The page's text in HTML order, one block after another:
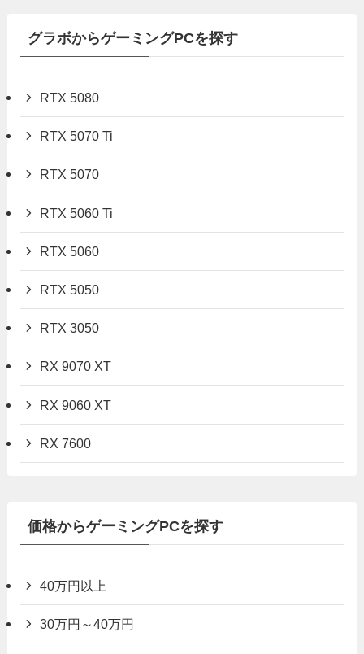
グラボからゲーミングPCを探す
RTX 5080
RTX 5070 Ti
RTX 5070
RTX 5060 Ti
RTX 5060
RTX 5050
RTX 3050
RX 9070 XT
RX 9060 XT
RX 7600
価格からゲーミングPCを探す
40万円以上
30万円～40万円